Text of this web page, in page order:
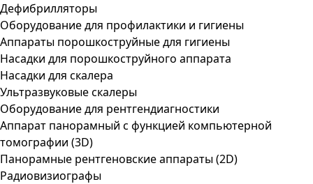
Дефибрилляторы
Оборудование для профилактики и гигиены
Аппараты порошкоструйные для гигиены
Насадки для порошкоструйного аппарата
Насадки для скалера
Ультразвуковые скалеры
Оборудование для рентгендиагностики
Аппарат панорамный с функцией компьютерной
томографии (3D)
Панорамные рентгеновские аппараты (2D)
Радиовизиографы